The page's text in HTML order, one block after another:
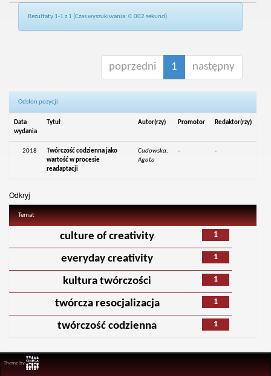
Rezultaty 1-1 z 1 (Czas wyszukiwania: 0.002 sekund).
poprzedni 1 następny
Odsłon pozycji:
Data
wydania
Tytuł Autor(rzy) Promotor Redaktor(rzy)
2018
Twórczość codzienna jako
wartość w procesie
readaptacji
Cudowska,
Agata
- -
Odkryj
Temat
1
culture of creativity
1
everyday creativity
1
kultura twórczości
1
twórcza resocjalizacja
1
twórczość codzienna
Theme by